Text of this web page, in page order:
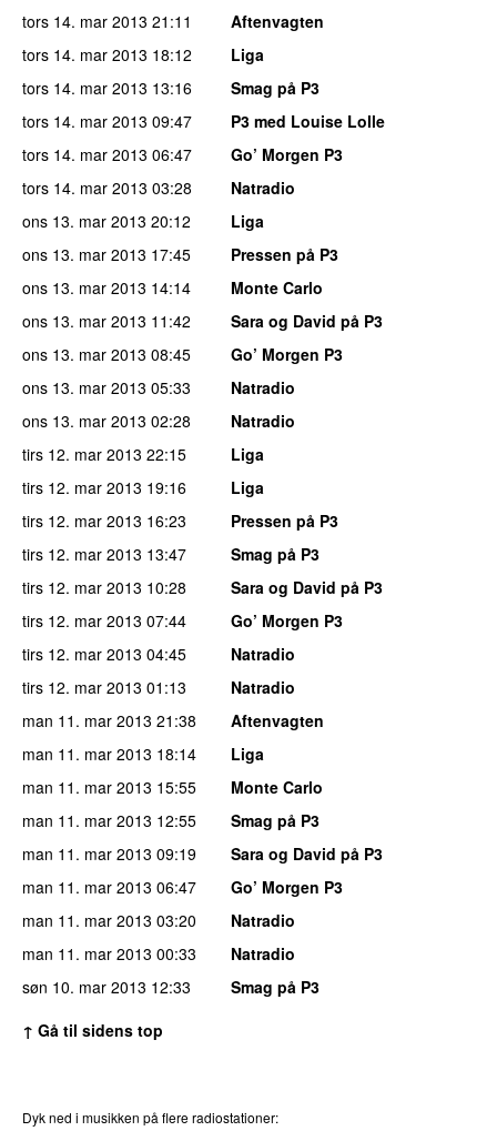
tors 14. mar 2013 21:11
Aftenvagten
tors 14. mar 2013 18:12
Liga
tors 14. mar 2013 13:16
Smag på P3
tors 14. mar 2013 09:47
P3 med Louise Lolle
tors 14. mar 2013 06:47
Go’ Morgen P3
tors 14. mar 2013 03:28
Natradio
ons 13. mar 2013 20:12
Liga
ons 13. mar 2013 17:45
Pressen på P3
ons 13. mar 2013 14:14
Monte Carlo
ons 13. mar 2013 11:42
Sara og David på P3
ons 13. mar 2013 08:45
Go’ Morgen P3
ons 13. mar 2013 05:33
Natradio
ons 13. mar 2013 02:28
Natradio
tirs 12. mar 2013 22:15
Liga
tirs 12. mar 2013 19:16
Liga
tirs 12. mar 2013 16:23
Pressen på P3
tirs 12. mar 2013 13:47
Smag på P3
tirs 12. mar 2013 10:28
Sara og David på P3
tirs 12. mar 2013 07:44
Go’ Morgen P3
tirs 12. mar 2013 04:45
Natradio
tirs 12. mar 2013 01:13
Natradio
man 11. mar 2013 21:38
Aftenvagten
man 11. mar 2013 18:14
Liga
man 11. mar 2013 15:55
Monte Carlo
man 11. mar 2013 12:55
Smag på P3
man 11. mar 2013 09:19
Sara og David på P3
man 11. mar 2013 06:47
Go’ Morgen P3
man 11. mar 2013 03:20
Natradio
man 11. mar 2013 00:33
Natradio
søn 10. mar 2013 12:33
Smag på P3
↑ Gå til sidens top
Dyk ned i musikken på flere radiostationer: